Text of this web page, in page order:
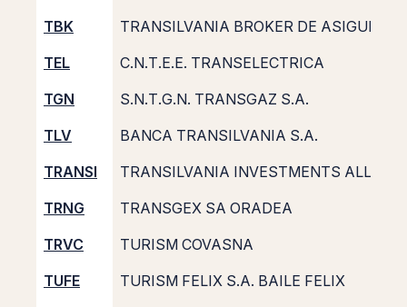
TBK
TRANSILVANIA BROKER DE ASIGURARE
TEL
C.N.T.E.E. TRANSELECTRICA
TGN
S.N.T.G.N. TRANSGAZ S.A.
TLV
BANCA TRANSILVANIA S.A.
TRANSI
TRANSILVANIA INVESTMENTS
TRNG
TRANSGEX SA ORADEA
TRVC
TURISM COVASNA
TUFE
TURISM FELIX S.A. BAILE FELIX